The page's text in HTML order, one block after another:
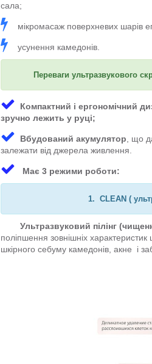
сала;
мікромасаж поверхневих шарів
усунення камедонів.
Переваги ультразвукового
Компактний і ергономічний
зручно лежить у руці;
Вбудований акумулятор , що
залежати від джерела живлення.
Має 3 режими роботи:
1. CLEAN (
Ультразвуковий пілінг
поліпшення зовнішніх характеристик
шкірного себуму камедонів, акне і